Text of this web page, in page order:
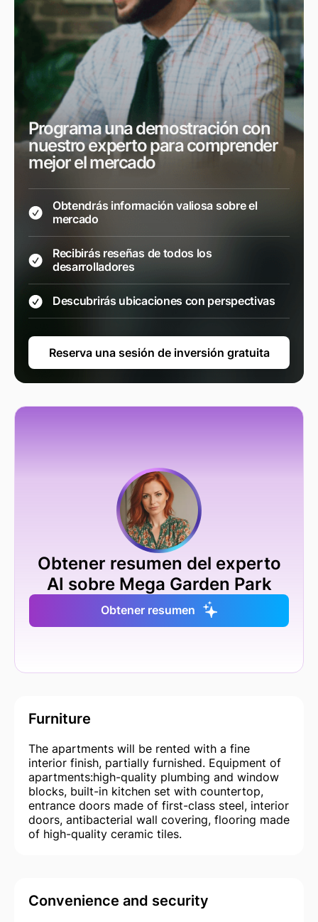
Programa una demostración con
nuestro experto para comprender
mejor el mercado
Obtendrás información valiosa sobre el
mercado
Recibirás reseñas de todos los
desarrolladores
Descubrirás ubicaciones con perspectivas
Reserva una sesión de inversión gratuita
Obtener resumen del experto
AI sobre Mega Garden Park
Obtener resumen
Furniture
The apartments will be rented with a fine
interior finish, partially furnished. Equipment of
apartments:high-quality plumbing and window
blocks, built-in kitchen set with countertop,
entrance doors made of first-class steel, interior
doors, antibacterial wall covering, flooring made
of high-quality ceramic tiles.
Convenience and security